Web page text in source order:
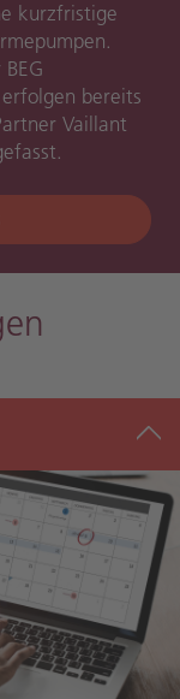
kurzfristige
bereits
Vaillant